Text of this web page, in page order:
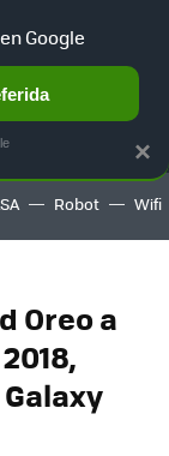
TERRITORIO
Robot Wifi
Oreo a
×
Google